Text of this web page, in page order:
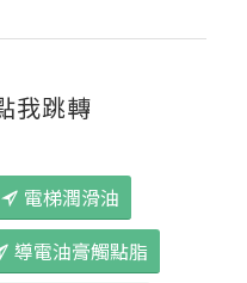
我跳轉
電梯潤滑油
導電油膏觸點脂